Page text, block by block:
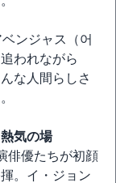
ンジャス（어
われながら
な人間らしさ
気の場
俳優たちが初顔
。イ・ジョン